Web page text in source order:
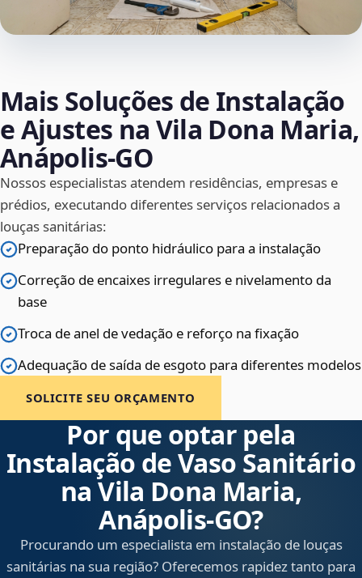
Mais Soluções de Instalação
e Ajustes na Vila Dona Maria,
Anápolis‑GO
Nossos especialistas atendem residências, empresas e
prédios, executando diferentes serviços relacionados a
louças sanitárias:
Preparação do ponto hidráulico para a instalação
Correção de encaixes irregulares e nivelamento da
base
Troca de anel de vedação e reforço na fixação
Adequação de saída de esgoto para diferentes modelos
SOLICITE SEU ORÇAMENTO
Por que optar pela
Instalação de Vaso Sanitário
na Vila Dona Maria,
Anápolis‑GO?
Procurando um especialista em instalação de louças
sanitárias na sua região? Oferecemos rapidez tanto para